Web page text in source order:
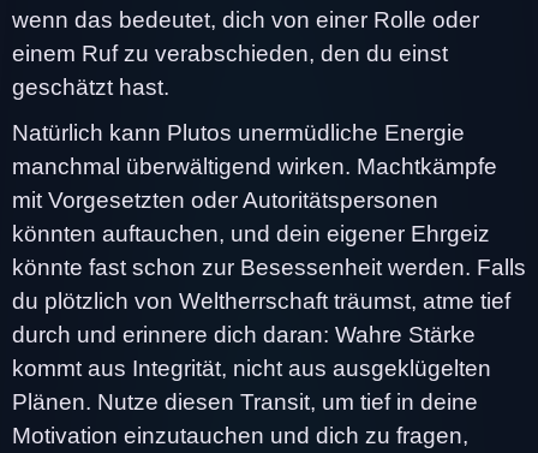
wenn das bedeutet, dich von einer Rolle oder
einem Ruf zu verabschieden, den du einst
geschätzt hast.
Natürlich kann Plutos unermüdliche Energie
manchmal überwältigend wirken. Machtkämpfe
mit Vorgesetzten oder Autoritätspersonen
könnten auftauchen, und dein eigener Ehrgeiz
könnte fast schon zur Besessenheit werden. Falls
du plötzlich von Weltherrschaft träumst, atme tief
durch und erinnere dich daran: Wahre Stärke
kommt aus Integrität, nicht aus ausgeklügelten
Plänen. Nutze diesen Transit, um tief in deine
Motivation einzutauchen und dich zu fragen,